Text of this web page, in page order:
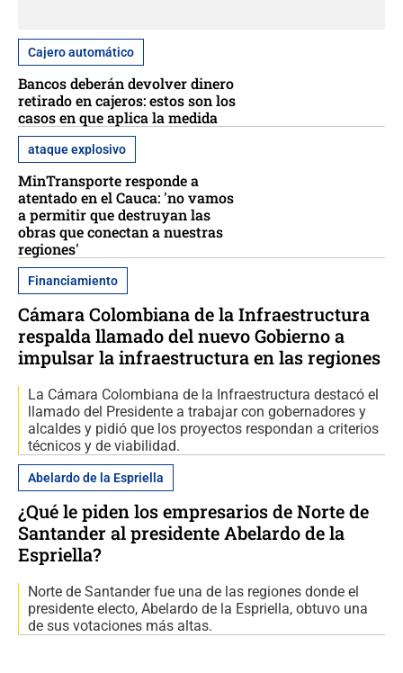
Cajero automático
Bancos deberán devolver dinero
retirado en cajeros: estos son los
casos en que aplica la medida
ataque explosivo
MinTransporte responde a
atentado en el Cauca: 'no vamos
a permitir que destruyan las
obras que conectan a nuestras
regiones'
Financiamiento
Cámara Colombiana de la Infraestructura
respalda llamado del nuevo Gobierno a
impulsar la infraestructura en las regiones
La Cámara Colombiana de la Infraestructura destacó el
llamado del Presidente a trabajar con gobernadores y
alcaldes y pidió que los proyectos respondan a criterios
técnicos y de viabilidad.
Abelardo de la Espriella
¿Qué le piden los empresarios de Norte de
Santander al presidente Abelardo de la
Espriella?
Norte de Santander fue una de las regiones donde el
presidente electo, Abelardo de la Espriella, obtuvo una
de sus votaciones más altas.